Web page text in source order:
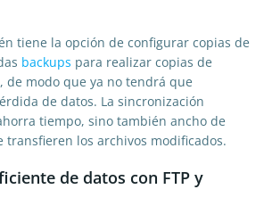
tiene la opción de configurar copias de
backups para realizar copias de
de modo que ya no tendrá que
de datos. La sincronización
tiempo, sino también ancho de
transfieren los archivos modificados.
de datos con FTP y